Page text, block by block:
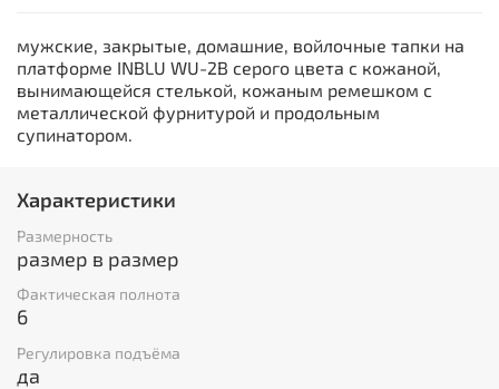
мужские, закрытые, домашние, войлочные тапки на
платформе INBLU WU-2B серого цвета с кожаной,
вынимающейся стелькой, кожаным ремешком с
металлической фурнитурой и продольным
супинатором.
Характеристики
Размерность
размер в размер
Фактическая полнота
6
Регулировка подъёма
да